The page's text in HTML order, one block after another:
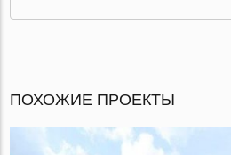
ПОХОЖИЕ ПРОЕКТЫ